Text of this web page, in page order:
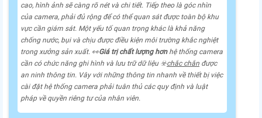
cao, hình ảnh sẽ càng rõ nét và chi tiết. Tiếp theo là góc nhìn
của camera, phải đủ rộng để có thể quan sát được toàn bộ khu
vực cần giám sát. Một yếu tố quan trọng khác là khả năng
chống nước, bụi và chịu được điều kiện môi trường khắc nghiệt
trong xưởng sản xuất. ️👀Giá trị chất lượng hơn hệ thống camera
cần có chức năng ghi hình và lưu trữ dữ liệu ☣️chắc chắn được
an ninh thông tin. Vây với những thông tin nhanh về thiết bị việc
cài đặt hệ thống camera phải tuân thủ các quy định và luật
pháp về quyền riêng tư của nhân viên.